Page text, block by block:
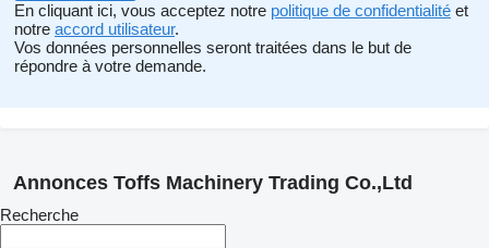
En cliquant ici, vous acceptez notre politique de confidentialité et
notre accord utilisateur.
Vos données personnelles seront traitées dans le but de
répondre à votre demande.
Annonces Toffs Machinery Trading Co.,Ltd
Recherche